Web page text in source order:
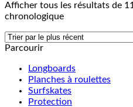
Afficher tous les résultats de 11
chronologique
Parcourir
Longboards
Planches à roulettes
Surfskates
Protection